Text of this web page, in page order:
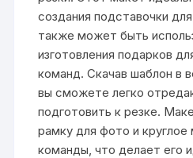
создания подставочки
также может быть
изготовления подарков
команд. Скачав шаблон в
вы сможете легко
подготовить к резке.
рамку для фото и круглое
команды, что делает его